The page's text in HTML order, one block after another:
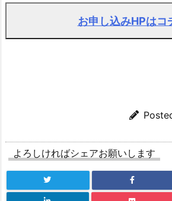
お申し込みHPはコ
よろしければシェアお願いします